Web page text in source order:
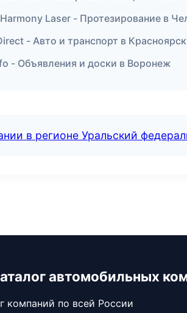
Laser - Протезирование в
- Авто и транспорт в Красноярск
- Объявления и доски в Воронеж
в регионе Уральский
автомобильных
компаний по всей России